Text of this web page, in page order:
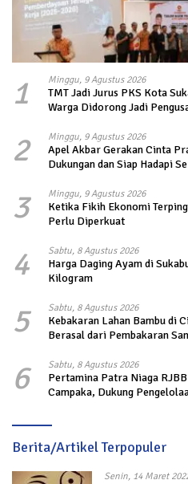
1 Minggu, 9 Agustus 2026
TMT Jadi Jurus PKS Kota
Warga Didorong Jadi
2 Minggu, 9 Agustus 2026
Apel Akbar Gerakan Cinta
Dukungan dan Siap Hadapi
3 Minggu, 9 Agustus 2026
Ketika Fikih Ekonomi
Perlu Diperkuat
4 Sabtu, 8 Agustus 2026
Harga Daging Ayam di
Kilogram
5 Sabtu, 8 Agustus 2026
Kebakaran Lahan Bambu di
Berasal dari Pembakaran
6 Sabtu, 8 Agustus 2026
Pertamina Patra Niaga
Campaka, Dukung
Berita/Artikel Terpopuler
Senin, 14 Maret